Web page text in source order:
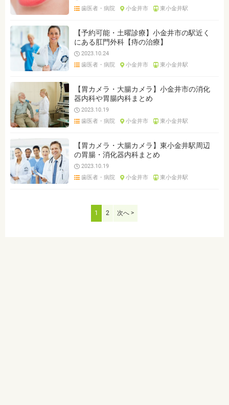
歯医者・病院
小金井市 東小金井駅
【予約可能・土曜診療】小金井市の駅近く
にある肛門外科【痔の治療】
2023.10.24
歯医者・病院
小金井市 東小金井駅
【胃カメラ・大腸カメラ】小金井市の消化
器内科や胃腸内科まとめ
2023.10.19
歯医者・病院
小金井市 東小金井駅
【胃カメラ・大腸カメラ】東小金井駅周辺
の胃腸・消化器内科まとめ
2023.10.19
歯医者・病院
小金井市 東小金井駅
1 2 次へ >